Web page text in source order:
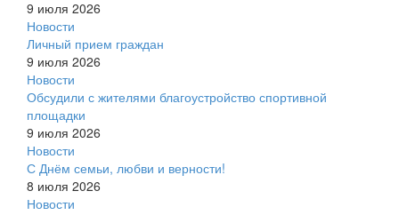
9 июля 2026
Новости
Личный прием граждан
9 июля 2026
Новости
Обсудили с жителями благоустройство спортивной
площадки
9 июля 2026
Новости
С Днём семьи, любви и верности!
8 июля 2026
Новости